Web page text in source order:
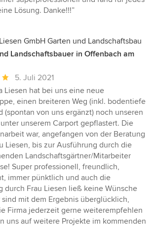
Lösung. Danke!!!”
GmbH Garten und Landschaftsbau
Landschaftsbauer in Offenbach am
5. Juli 2021
Liesen hat bei uns eine neue
einen breiteren Weg (inkl. bodentiefe
(spontan von uns ergänzt) noch unseren
unserem Carport gepflastert. Die
war, angefangen von der Beratung
Liesen, bis zur Ausführung durch die
Landschaftsgärtner/Mitarbeiter
Super professionell, freundlich,
immer pünktlich und auch die
durch Frau Liesen ließ keine Wünsche
mit dem Ergebnis überglücklich,
Firma jederzeit gerne weiterempfehlen
uns auf weitere Projekte im kommenden